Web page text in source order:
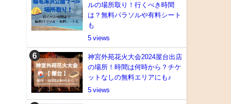
ルの場所取り！行くべき時間
は？無料パラソルや有料シート
も
5
神宮外苑花火大会2024屋台出店
の場所！時間は何時から？チケ
ットなしの無料エリアにも♪
5